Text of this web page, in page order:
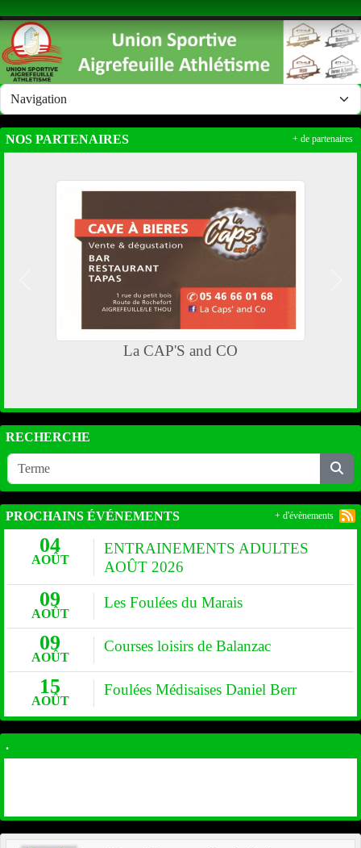
NOS PARTENAIRES
La CAP'S and CO
+ de partenaires
RECHERCHE
PROCHAINS ÉVÉNEMENTS
04
AOÛT
ENTRAINEMENTS ADULTES
AOÛT 2026
09
AOÛT
Les Foulées du Marais
09
AOÛT
Courses loisirs de Balanzac
15
AOÛT
Foulées Médisaises Daniel Berr
+ d'évènements
.